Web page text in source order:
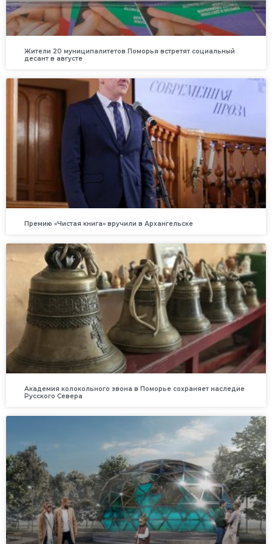
Жители 20 муниципалитетов Поморья встретят социальный
десант в августе
Премию «Чистая книга» вручили в Архангельске
Академия колокольного звона в Поморье сохраняет наследие
Русского Севера